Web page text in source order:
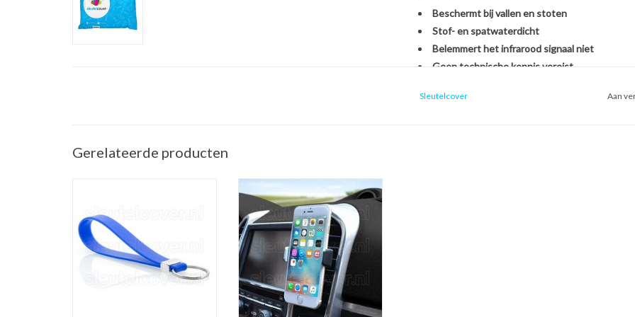
Beschermt bij vallen en stoten
Stof- en spatwaterdicht
Belemmert het infrarood signaal niet
Geen technische kennis vereist
Sleutelcover Aan
Gerelateerde producten
TOEVOEGEN AAN WINKELWAGEN
Telefoonhouder ventilatierooster
(Universele telefoon houder voor
in de auto)
TOEVOEGEN AAN WINKELWAGEN